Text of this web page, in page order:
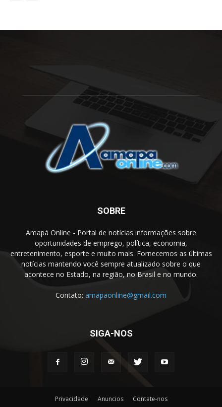
SOBRE
Amapá Online - Portal de notícias informações sobre
oportunidades de emprego, política, economia,
entretenimento, esporte e muito mais. Fornecemos as últimas
notícias mantendo você sempre atualizado sobre o que
acontece no Estado, na região, no Brasil e no mundo.
Contato: amapaonline@gmail.com
SIGA-NOS
Privacidade Anuncios Contate-nos